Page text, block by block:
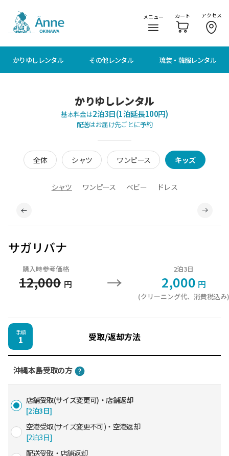
メニュー カート アクセス
かりゆしレンタル その他レンタル 琉装・韓服レンタル
かりゆしレンタル
基本料金は2泊3日(1泊延長100円)
配送はお届け先ごとに予約
全体 シャツ ワンピース キッズ
シャツ ワンピース ベビー ドレス
サガリバナ
購入時参考価格
12,000 円 →
2泊3日
2,000 円
(クリーニング代、消費税込み)
手順
1 受取/返却方法
沖縄本島受取の方
店舗受取(サイズ変更可)・店舗返却
[2泊3日]
空港受取(サイズ変更不可)・空港返却
[2泊3日]
配送受取・店舗返却